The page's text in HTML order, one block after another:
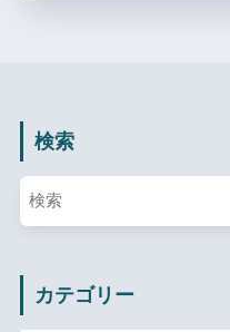
検索
カテゴリー